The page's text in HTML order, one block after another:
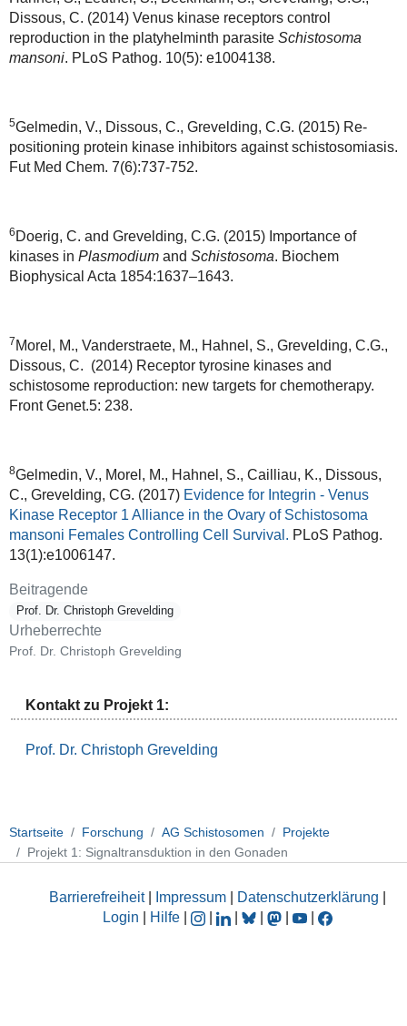
Dissous, C. (2014) Venus kinase receptors control
reproduction in the platyhelminth parasite Schistosoma
mansoni. PLoS Pathog. 10(5): e1004138.
5Gelmedin, V., Dissous, C., Grevelding, C.G. (2015) Re-
positioning protein kinase inhibitors against schistosomiasis.
Fut Med Chem. 7(6):737-752.
6 Doerig, C. and Grevelding, C.G. (2015) Importance of
kinases in Plasmodiumand Schistosoma. Biochem
Biophysical Acta 1854:1637–1643.
7 Morel, M., Vanderstraete, M., Hahnel, S., Grevelding, C.G.,
Dissous, C. (2014) Receptor tyrosine kinases and
schistosome reproduction: new targets for chemotherapy.
Front Genet.5: 238.
8Gelmedin, V., Morel, M., Hahnel, S., Cailliau, K., Dissous,
C., Grevelding, CG. (2017) Evidence for Integrin - Venus
Kinase Receptor 1 Alliance in the Ovary of Schistosoma
mansoni Females Controlling Cell Survival. PLoS Pathog.
13(1):e1006147.
Beitragende
Prof. Dr. Christoph Grevelding
Urheberrechte
Prof. Dr. Christoph Grevelding
Kontakt zu Projekt 1:
Prof. Dr. Christoph Grevelding
Startseite Forschung AG Schistosomen
Projekte
Projekt 1: Signaltransduktion in den Gonaden
Barrierefreiheit| Impressum Datenschutzerklärung
Login
Hilfe